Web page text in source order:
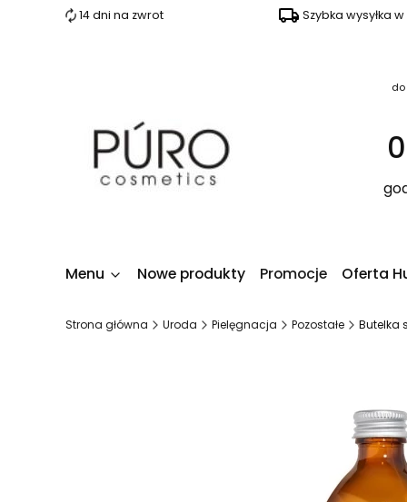
14 dni na zwrot Szybka wysyłka
Menu Nowe produkty Promocje Oferta
Strona główna Uroda Pielęgnacja Pozostałe Butelka